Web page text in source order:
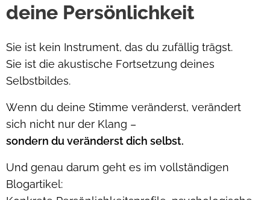
deine Persönlichkeit
Sie ist kein Instrument, das du zufällig trägst.
Sie ist die akustische Fortsetzung deines
Selbstbildes.
Wenn du deine Stimme veränderst, verändert
sich nicht nur der Klang –
sondern du veränderst dich selbst.
Und genau darum geht es im vollständigen
Blogartikel: